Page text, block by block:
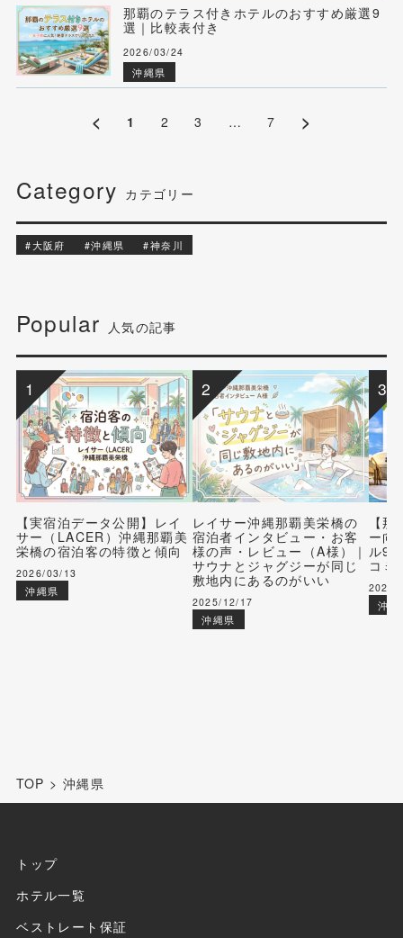
那覇のテラス付きホテルのおすすめ厳選9
選｜比較表付き
2026/03/24
沖縄県
< 1 2 3 … 7 >
Category カテゴリー
#大阪府 #沖縄県 #神奈川
Popular 人気の記事
1
【実宿泊データ公開】レイ
サー（LACER）沖縄那覇美
栄橋の宿泊客の特徴と傾向
2026/03/13
沖縄県
2
レイサー沖縄那覇美栄橋の
宿泊者インタビュー・お客
様の声・レビュー（A様）｜
サウナとジャグジーが同じ
敷地内にあるのがいい
2025/12/17
沖縄県
3
【
ー向
ル9
コミ
2025/
沖縄
TOP >沖縄県
トップ
ホテル一覧
ベストレート保証